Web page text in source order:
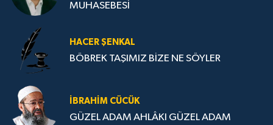
MUHASEBESİ
HACER ŞENKAL
BÖBREK TAŞIMIZ BİZE NE SÖYLER
İBRAHIM CÜCÜK
GÜZEL ADAM AHLÂKI GÜZEL ADAM